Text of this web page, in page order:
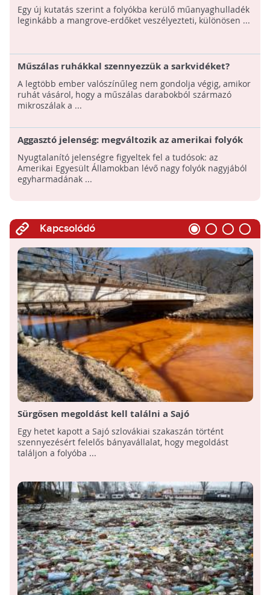
miatt
Egy új kutatás szerint a folyókba kerülő műanyaghulladék
leginkább a mangrove-erdőket veszélyezteti, különösen ...
Műszálas ruhákkal szennyezzük a sarkvidéket?
A legtöbb ember valószínűleg nem gondolja végig, amikor
ruhát vásárol, hogy a műszálas darabokból származó
mikroszálak a ...
Aggasztó jelenség: megváltozik az amerikai folyók
színe
Nyugtalanító jelenségre figyeltek fel a tudósok: az
Amerikai Egyesült Államokban lévő nagy folyók nagyjából
egyharmadának ...
Kapcsolódó
Sürgősen megoldást kell találni a Sajó
szennyezésének megszüntetésére
Egy hetet kapott a Sajó szlovákiai szakaszán történt
szennyezésért felelős bányavállalat, hogy megoldást
találjon a folyóba ...